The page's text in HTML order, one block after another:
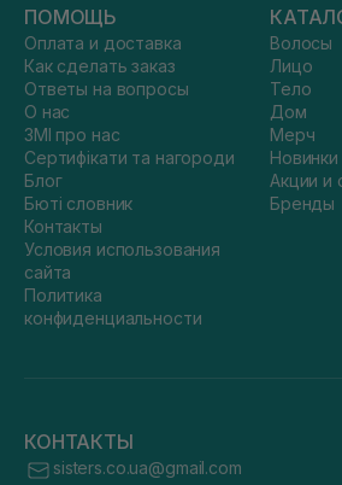
ПОМОЩЬ
Оплата и доставка
Как сделать заказ
Ответы на вопросы
О нас
ЗМІ про нас
Сертифікати та нагороди
Блог
Бюті словник
Контакты
Условия использования
сайта
Политика
конфиденциальности
Волосы
Лицо
Тело
Дом
Мерч
Новинки
Акции и
Бренды
КОНТАКТЫ
sisters.co.ua@gmail.com